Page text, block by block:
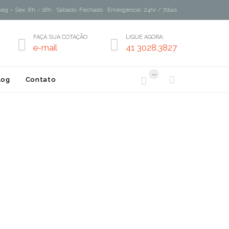
– Sex: 8h – 18h · Sábado: Fechado · Emergência: 24hr / 7dias
 FAÇA SUA COTAÇÃO
e-mail  LIGUE AGORA:
41 3028.3827
Contato 
...
